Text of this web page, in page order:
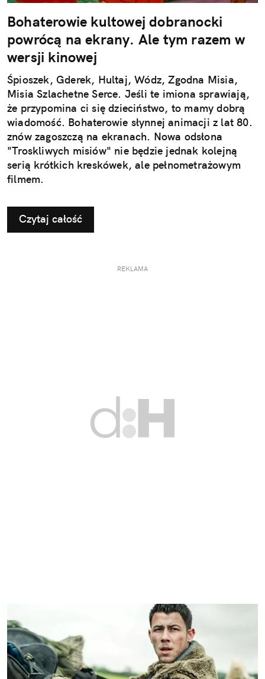
Bohaterowie kultowej dobranocki
powrócą na ekrany. Ale tym razem w
wersji kinowej
Śpioszek, Gderek, Hultaj, Wódz, Zgodna Misia,
Misia Szlachetne Serce. Jeśli te imiona sprawiają,
że przypomina ci się dzieciństwo, to mamy dobrą
wiadomość. Bohaterowie słynnej animacji z lat 80.
znów zagoszczą na ekranach. Nowa odsłona
"Troskliwych misiów" nie będzie jednak kolejną
serią krótkich kreskówek, ale pełnometrażowym
filmem.
Czytaj całość
REKLAMA